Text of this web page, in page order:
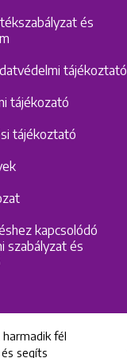
és
tájékoztató
tájékozató
tájékoztató
kapcsolódó
szabályzat és
Center
fél
segíts